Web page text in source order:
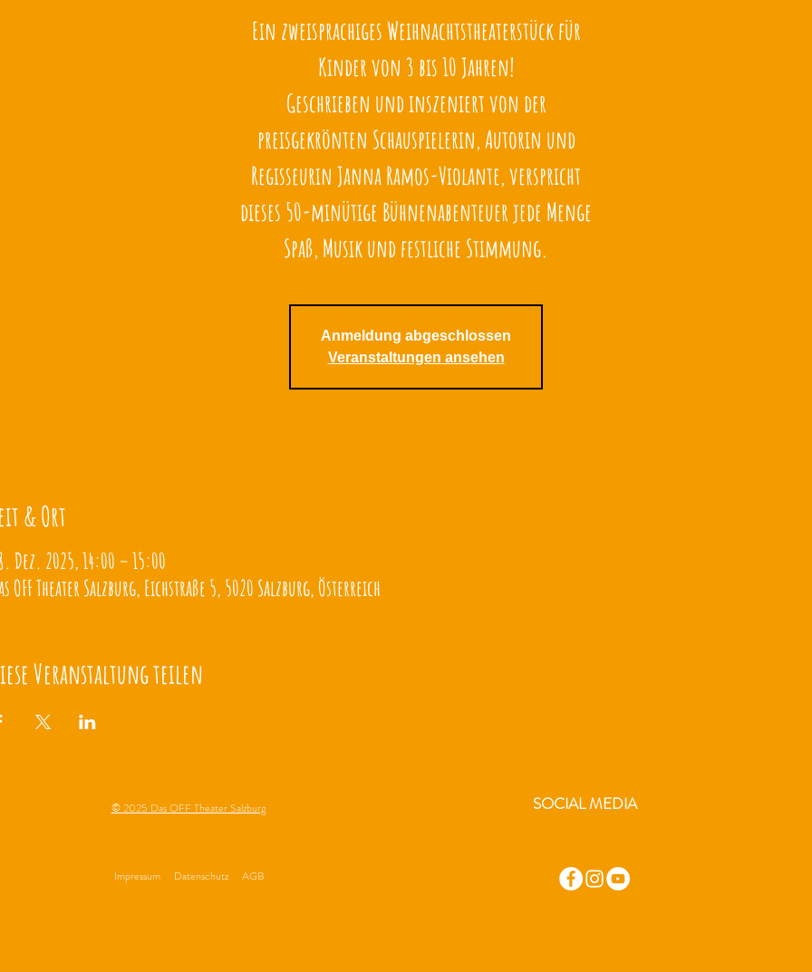
Ein zweisprachiges Weihnachtstheaterstück für
Kinder von 3 bis 10 Jahren!
Geschrieben und inszeniert von der
preisgekrönten Schauspielerin, Autorin und
Regisseurin Janna Ramos-Violante, verspricht
dieses 50-minütige Bühnenabenteuer jede Menge
Spaß, Musik und festliche Stimmung.
Anmeldung abgeschlossen
Veranstaltungen ansehen
& Ort
Dez. 2025, 14:00 – 15:00
OFF Theater Salzburg, Eichstraße 5, 5020 Salzburg, Österreich
Veranstaltung teilen
© 2025 Das OFF Theater Salzburg
Impressum Datenschutz AGB
SOCIAL MEDIA